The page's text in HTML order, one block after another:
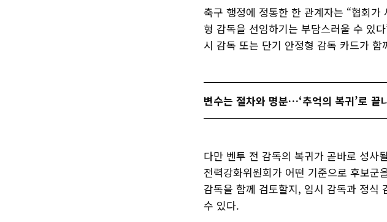
축구 행정에 정통한 한 관계자는 “협회
형 감독을 선임하기는 부담스러울 수 있
시 감독 또는 단기 안정형 감독 카드가
변수는 절차와 명분…‘추억의 복귀’로 끝
다만 벤투 전 감독의 복귀가 곧바로 성사
전력강화위원회가 어떤 기준으로 후보군
감독을 함께 검토할지, 임시 감독과 정식
수 있다.